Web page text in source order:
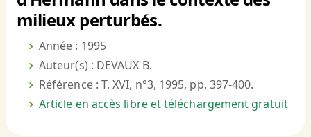
milieux perturbés.
Année : 1995
Auteur(s) : DEVAUX B.
Référence : T. XVI, n°3, 1995, pp. 397-400.
Article en accès libre et téléchargement gratuit